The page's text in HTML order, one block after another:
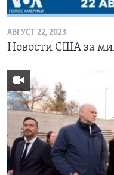
АВГУСТ 22, 2023
Новости США за